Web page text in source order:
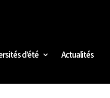
d’été Actualités